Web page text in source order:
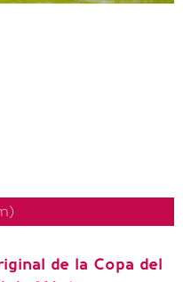
de la Copa del